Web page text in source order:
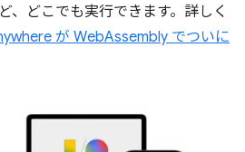
、どこでも実行できます。詳しく
が WebAssembly でついに